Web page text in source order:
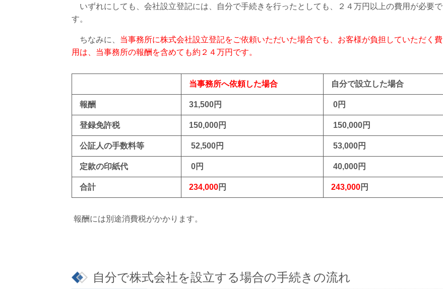
いずれにしても、会社設立登記には、自分で手続きを行ったとしても、２４万円以上の費用が必要で
す。
ちなみに、 当事務所に株式会社設立登記をご依頼いただいた場合でも、お客様が負担していただく費
用は、当事務所の報酬を含めても約２４万円です。
当事務所へ依頼した場合 自分で設立した場合
報酬 31,500円 0円
登録免許税 150,000円 150,000円
公証人の手数料等 52,500円 53,000円
定款の印紙代 0円 40,000円
合計 234,000円 243,000円
報酬には別途消費税がかかります。
自分で株式会社を設立する場合の手続きの流れ